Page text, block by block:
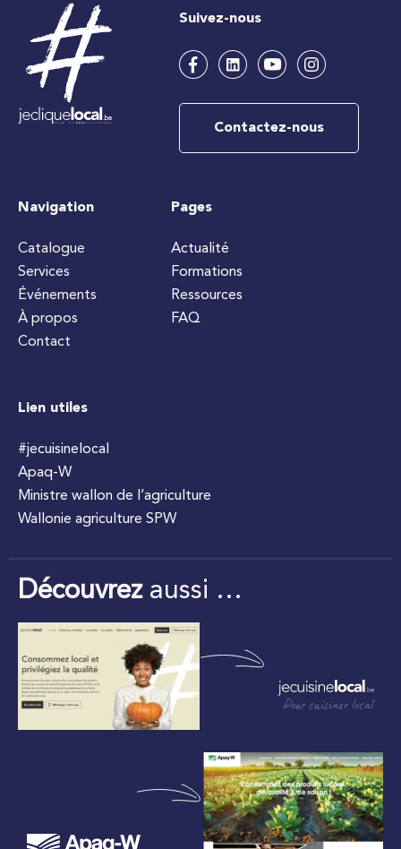
Suivez-nous
Contactez-nous
Navigation
Catalogue
Services
Événements
À propos
Contact
Pages
Actualité
Formations
Ressources
FAQ
Lien utiles
#jecuisinelocal
Apaq-W
Ministre wallon de l’agriculture
Wallonie agriculture SPW
Découvrezaussi …
Pour cuisiner local